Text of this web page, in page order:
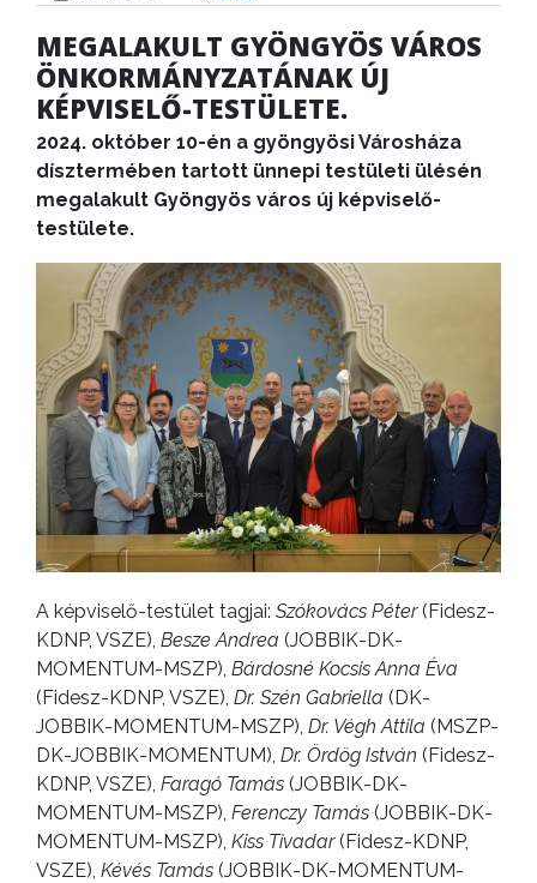
MEGALAKULT GYÖNGYÖS VÁROS
ÖNKORMÁNYZATÁNAK ÚJ
KÉPVISELŐ-TESTÜLETE.
2024. október 10-én a gyöngyösi Városháza
dísztermében tartott ünnepi testületi ülésén
megalakult Gyöngyös város új képviselő-
testülete.
A képviselő-testület tagjai: Szókovács Péter(Fidesz-
KDNP, VSZE), Besze Andrea (JOBBIK-DK-
MOMENTUM-MSZP), Bárdosné Kocsis Anna Éva
(Fidesz-KDNP, VSZE), Dr. Szén Gabriella (DK-
JOBBIK-MOMENTUM-MSZP), Dr. Végh Attila (MSZP-
DK-JOBBIK-MOMENTUM), Dr. Ördög István (Fidesz-
KDNP, VSZE), Faragó Tamás (JOBBIK-DK-
MOMENTUM-MSZP), Ferenczy Tamás (JOBBIK-DK-
MOMENTUM-MSZP), Kiss Tivadar(Fidesz-KDNP,
VSZE), Kévés Tamás (JOBBIK-DK-MOMENTUM-